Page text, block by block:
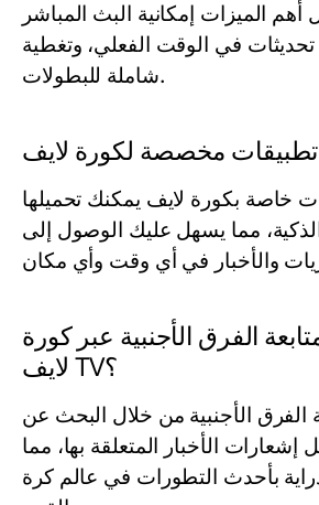
الميزات إمكانية البث المباشر
تحديثات في الوقت الفعلي، وتغطية
شاملة للبطولات.
خاصة بكورة لايف يمكنك تحميلها
مما يسهل عليك الوصول إلى
الفرق الأجنبية عبر كورة
لايف TV؟
الفرق الأجنبية من خلال البحث عن
إشعارات الأخبار المتعلقة بها، مما
بأحدث التطورات في عالم كرة